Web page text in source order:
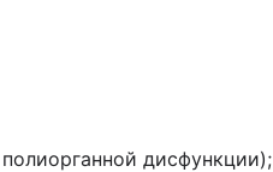
дисфункции);